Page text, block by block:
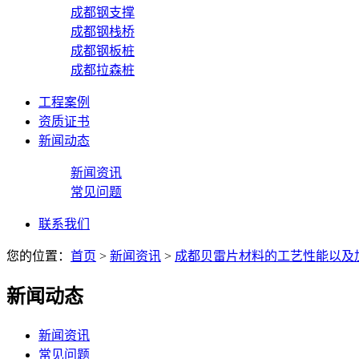
成都钢支撑
成都钢栈桥
成都钢板桩
成都拉森桩
工程案例
资质证书
新闻动态
新闻资讯
常见问题
联系我们
您的位置： 首页 > 新闻资讯 > 成都贝雷片材料的工艺性能以及
新闻动态
新闻资讯
常见问题